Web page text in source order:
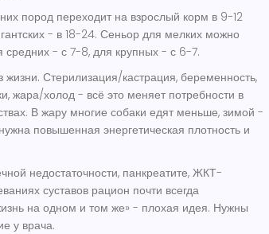
пород переходит на взрослый корм в 9-12
- в 18-24. Сеньор для мелких можно
средних - с 7-8, для крупных - с 6-7.
жизни. Стерилизация/кастрация, беременность,
жара/холод - всё это меняет потребности в
В жару многие собаки едят меньше, зимой -
повышенная энергетическая плотность и
недостаточности, панкреатите, ЖКТ-
суставов рацион почти всегда
на одном и том же» - плохая идея. Нужны
у врача.